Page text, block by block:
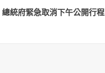
統府緊急取消下午公開行程